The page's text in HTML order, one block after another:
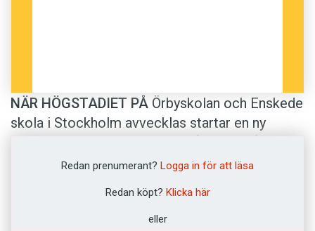
NÄR HÖGSTADIET PÅ Örbyskolan och Enskede
skola i Stockholm avvecklas startar en ny
Nya Enskede skola. Men i området
. Den får nu byta namn tillGamla Enskede
för att minska risken för förväxling och
Redan prenumerant? Logga in för att läsa
Redan köpt? Klicka här
eller